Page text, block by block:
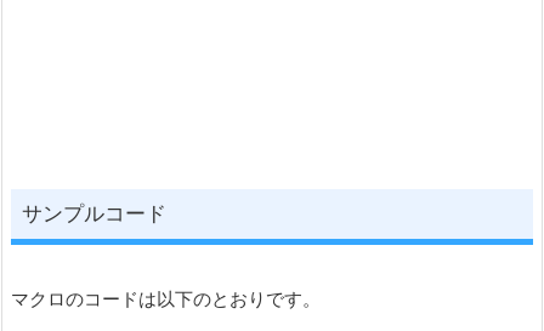
サンプルコード
マクロのコードは以下のとおりです。